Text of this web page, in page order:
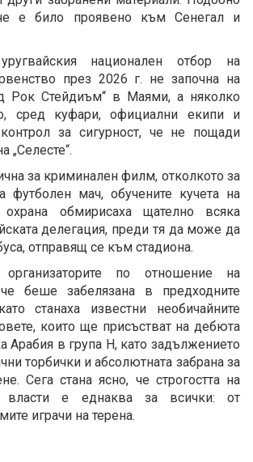
е било проявено към Сенегал и
национален отбор на
през 2026 г. не започна на
Рок Стейдиъм“ в Маями, а няколко
сред куфари, официални екипи и
за сигурност, че не пощади
„Селесте“.
за криминален филм, отколкото за
футболен мач, обучените кучета на
охрана обмирисаха щателно всяка
делегация, преди тя да може да
отправящ се към стадиона.
по отношение на
беше забелязана в предходните
станаха известни необичайните
които ще присъстват на дебюта
Арабия в група H, като задължението
торбички и абсолютната забрана за
Сега стана ясно, че строгостта на
власти е еднаква за всички: от
играчи на терена.